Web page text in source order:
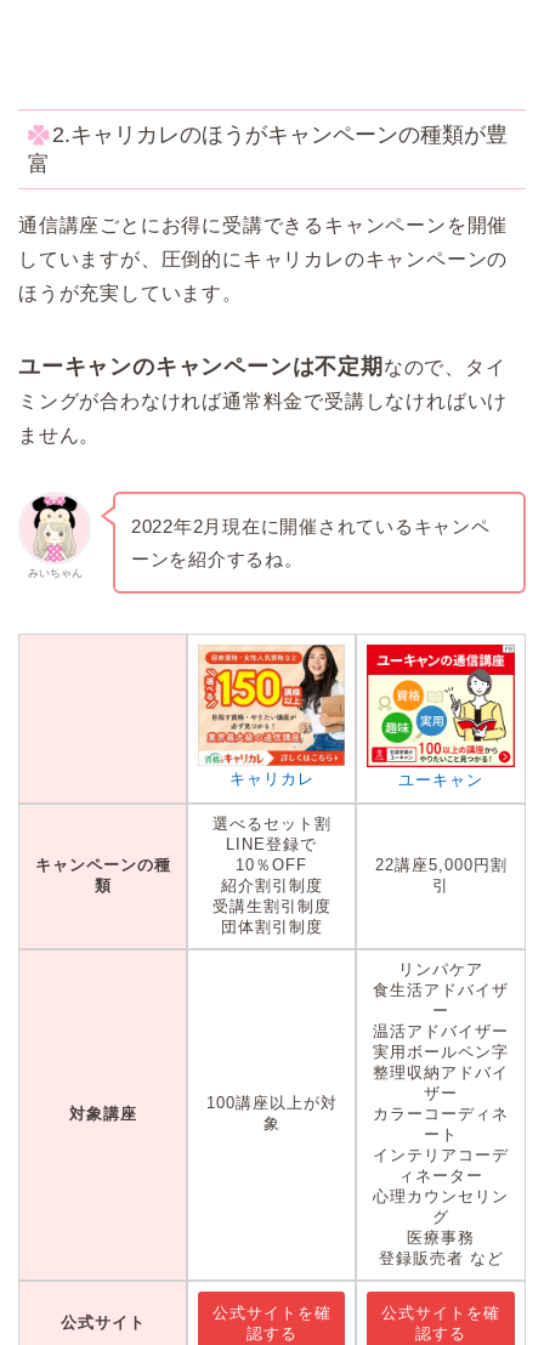
2.キャリカレのほうがキャンペーンの種類が豊
富
通信講座ごとにお得に受講できるキャンペーンを開催
していますが、圧倒的にキャリカレのキャンペーンの
ほうが充実しています。
ユーキャンのキャンペーンは不定期 なので、タイ
ミングが合わなければ通常料金で受講しなければいけ
ません。
みいちゃん
2022年2月現在に開催されているキャンペ
ーンを紹介するね。
キャリカレ ユーキャン
キャンペーンの種
類
選べるセット割
LINE登録で
10％OFF
紹介割引制度
受講生割引制度
団体割引制度
22講座5,000円割
引
対象講座
100講座以上が対
象
リンパケア
食生活アドバイザ
ー
温活アドバイザー
実用ボールペン字
整理収納アドバイ
ザー
カラーコーディネ
ート
インテリアコーデ
ィネーター
心理カウンセリン
グ
医療事務
登録販売者 など
公式サイト
公式サイトを確
認する
公式サイトを確
認する